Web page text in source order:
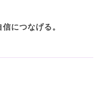
につなげる。